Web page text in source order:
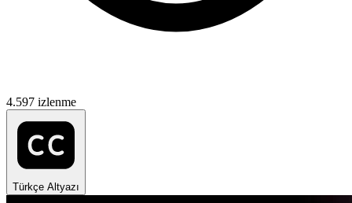
4.597 izlenme
Türkçe Altyazı